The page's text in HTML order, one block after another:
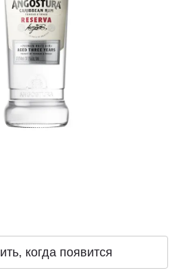
когда появится